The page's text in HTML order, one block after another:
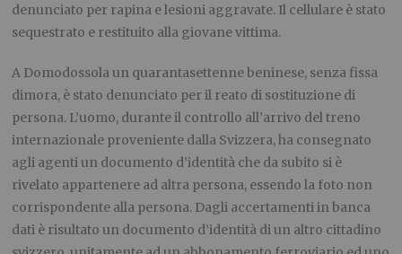
denunciato per rapina e lesioni aggravate. Il cellulare è stato
sequestrato e restituito alla giovane vittima.
A Domodossola un quarantasettenne beninese, senza fissa
dimora, è stato denunciato per il reato di sostituzione di
persona. L’uomo, durante il controllo all’arrivo del treno
internazionale proveniente dalla Svizzera, ha consegnato
agli agenti un documento d’identità che da subito si è
rivelato appartenere ad altra persona, essendo la foto non
corrispondente alla persona. Dagli accertamenti in banca
dati è risultato un documento d’identità di un altro cittadino